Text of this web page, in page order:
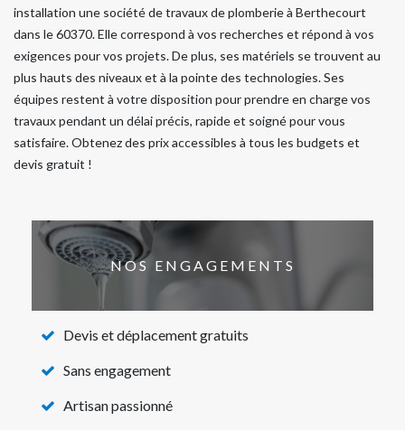
installation une société de travaux de plomberie à Berthecourt
dans le 60370. Elle correspond à vos recherches et répond à vos
exigences pour vos projets. De plus, ses matériels se trouvent au
plus hauts des niveaux et à la pointe des technologies. Ses
équipes restent à votre disposition pour prendre en charge vos
travaux pendant un délai précis, rapide et soigné pour vous
satisfaire. Obtenez des prix accessibles à tous les budgets et
devis gratuit !
NOS ENGAGEMENTS
Devis et déplacement gratuits
Sans engagement
Artisan passionné